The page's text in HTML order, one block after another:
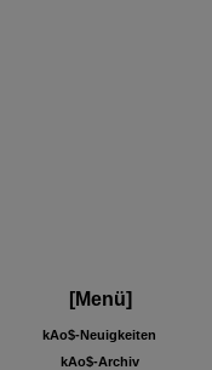
[Menü]
kAo$-Neuigkeiten
kAo$-Archiv